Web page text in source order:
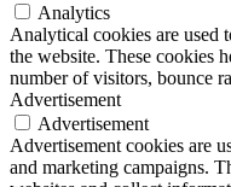
Analytics
Analytical cookies are used
the website. These cookies
number of visitors, bounce
Advertisement
Advertisement
Advertisement cookies are
and marketing campaigns.